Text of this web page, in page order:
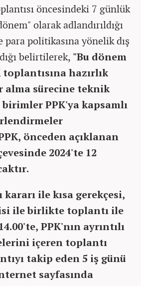
öncesindeki 7 günlük
olarak adlandırıldığı
para politikasına yönelik dış
belirtilerek, "Bu dönem
hazırlık
alma sürecine teknik
PPK'ya kapsamlı
önceden açıklanan
2024'te 12
ile kısa gerekçesi,
ile birlikte toplantı ile
PPK'nın ayrıntılı
içeren toplantı
takip eden 5 iş günü
sayfasında